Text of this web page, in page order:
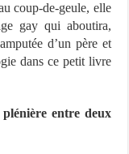
coup-de-geule, elle
gay qui aboutira,
d’un père et
dans ce petit livre
entre deux